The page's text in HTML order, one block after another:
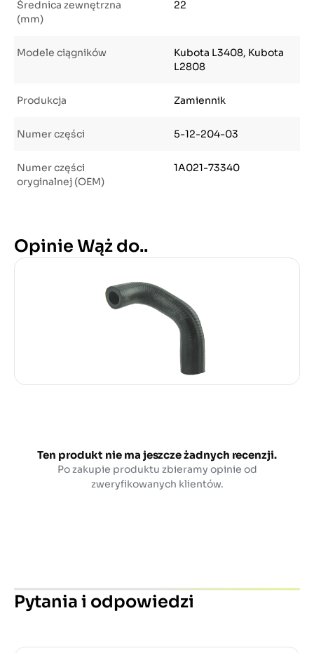
Średnica zewnętrzna
(mm)
22
Modele ciągników
Kubota L3408, Kubota
L2808
Produkcja Zamiennik
Numer części 5-12-204-03
Numer części
oryginalnej (OEM)
1A021-73340
Opinie Wąż do..
Ten produkt nie ma jeszcze żadnych recenzji.
Po zakupie produktu zbieramy opinie od
zweryfikowanych klientów.
Pytania i odpowiedzi